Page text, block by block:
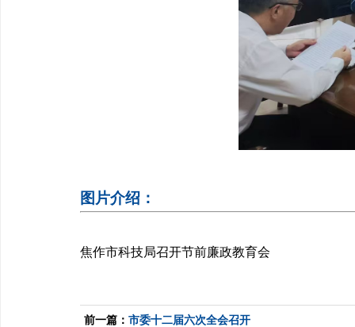
图片介绍：
焦作市科技局召开节前廉政教育会
前一篇： 市委十二届六次全会召开